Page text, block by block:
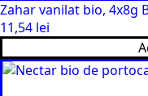
Zahar vanilat bio, 4x8g
11,54 lei